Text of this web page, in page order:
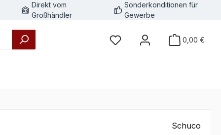
Direkt vom
Großhändler
Sonderkonditionen für
Gewerbe
0,00 €
Schuco